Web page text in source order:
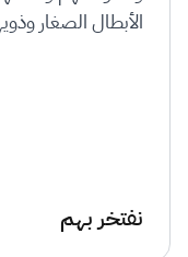
الأبطال الصغار
نفتخر بهم